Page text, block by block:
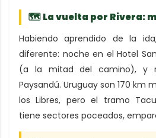
🗺 La vuelta por Rivera:
Habiendo aprendido de la
diferente: noche en el Hotel
(a la mitad del camino), y
Paysandú. Uruguay son 170 km
los Libres, pero el tramo
tiene sectores poceados,